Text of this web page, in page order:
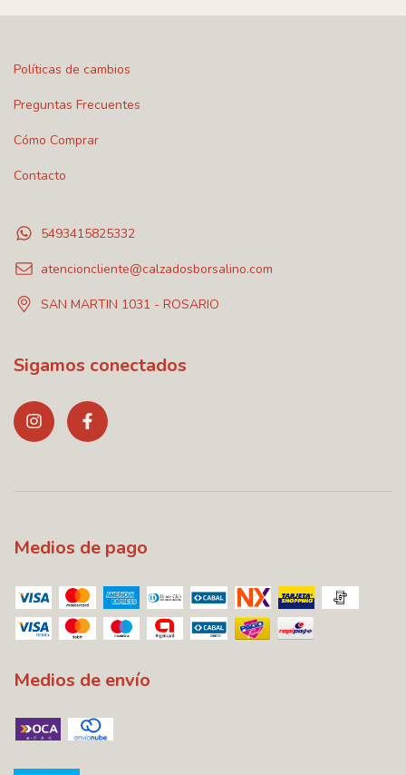
Políticas de cambios
Preguntas Frecuentes
Cómo Comprar
Contacto
5493415825332
atencioncliente@calzadosborsalino.com
SAN MARTIN 1031 - ROSARIO
Sigamos conectados
Medios de pago
Medios de envío